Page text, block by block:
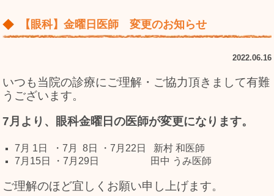
【眼科】金曜日医師 変更のお知らせ
2022.06.16
いつも当院の診療にご理解・ご協力頂きまして有難
うございます。
7月より、眼科金曜日の医師が変更になります。
7月 1日 ・7月 8日 ・7月22日 新村 和医師
7月15日 ・7月29日 田中 うみ医師
ご理解のほど宜しくお願い申し上げます。